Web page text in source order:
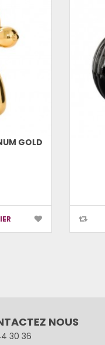
GOLD
NOUS
30 36